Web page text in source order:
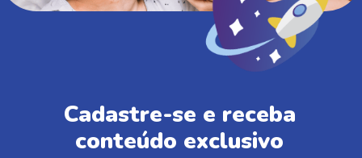
Cadastre-se e receba
conteúdo exclusivo